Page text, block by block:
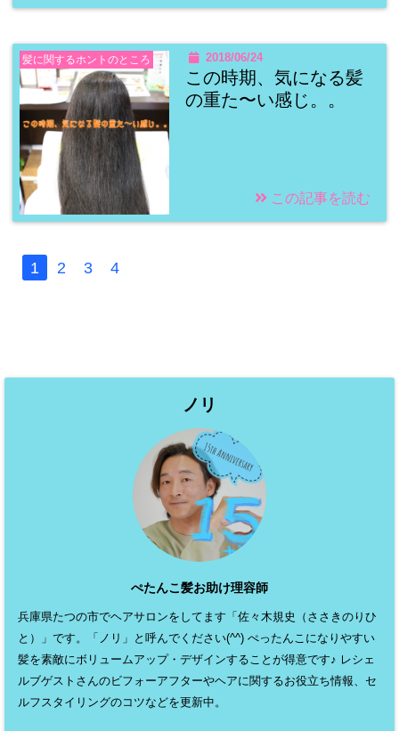
髪に関するホントのところ 2018/06/24
この時期、気になる髪
の重た〜い感じ。。
この記事を読む
1 2 3 4
ノリ
ぺたんこ髪お助け理容師
兵庫県たつの市でヘアサロンをしてます「佐々木規史（ささきのりひ
と）」です。「ノリ」と呼んでください(^^) ぺったんこになりやすい
髪を素敵にボリュームアップ・デザインすることが得意です♪ レシェ
ルブゲストさんのビフォーアフターやヘアに関するお役立ち情報、セ
ルフスタイリングのコツなどを更新中。